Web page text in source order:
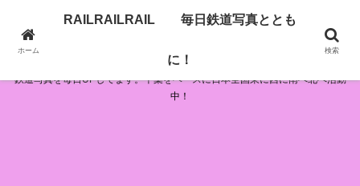
RAILRAILRAIL 毎日鉄道写真とともに！
鉄道写真を毎日UPしてます。千葉をベースに日本全国東に西に南へ北へ活動
中！
ホーム
RAILRAILRAIL 毎日鉄道写真ととも
に！
検索